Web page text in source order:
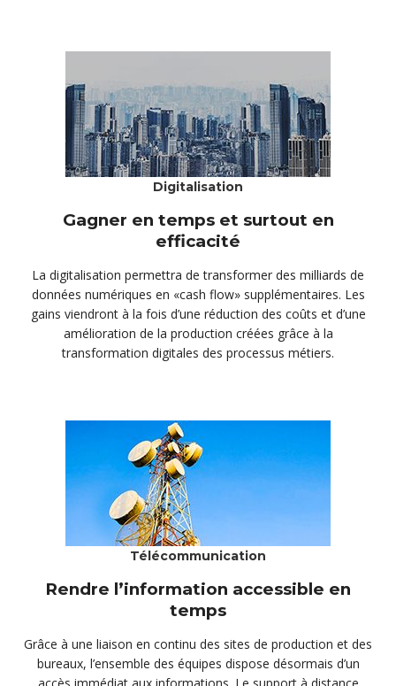
Digitalisation
Gagner en temps et surtout en
efficacité
La digitalisation permettra de transformer des milliards de
données numériques en «cash flow» supplémentaires. Les
gains viendront à la fois d’une réduction des coûts et d’une
amélioration de la production créées grâce à la
transformation digitales des processus métiers.
Télécommunication
Rendre l’information accessible en
temps
Grâce à une liaison en continu des sites de production et des
bureaux, l’ensemble des équipes dispose désormais d’un